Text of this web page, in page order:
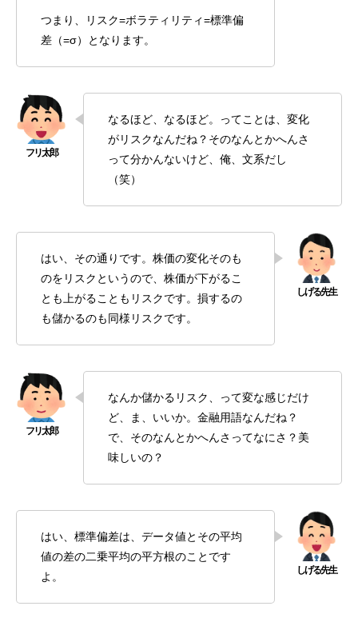
つまり、リスク=ボラティリティ=標準偏
差（=σ）となります。
なるほど、なるほど。ってことは、変化
がリスクなんだね？そのなんとかへんさ
って分かんないけど、俺、文系だし
（笑）
はい、その通りです。株価の変化そのも
のをリスクというので、株価が下がるこ
とも上がることもリスクです。損するの
も儲かるのも同様リスクです。
なんか儲かるリスク、って変な感じだけ
ど、ま、いいか。金融用語なんだね？
で、そのなんとかへんさってなにさ？美
味しいの？
はい、標準偏差は、データ値とその平均
値の差の二乗平均の平方根のことです
よ。